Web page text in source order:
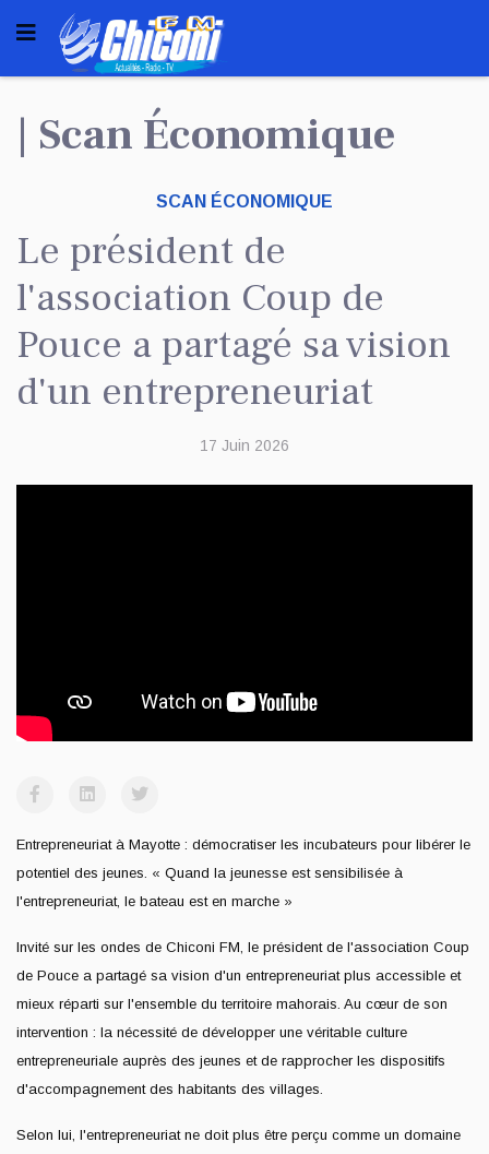
| Scan Économique
SCAN ÉCONOMIQUE
Le président de
l'association Coup de
Pouce a partagé sa vision
d'un entrepreneuriat
17 Juin 2026
Entrepreneuriat à Mayotte : démocratiser les incubateurs pour libérer le
potentiel des jeunes. « Quand la jeunesse est sensibilisée à
l'entrepreneuriat, le bateau est en marche »
Invité sur les ondes de Chiconi FM, le président de l'association Coup
de Pouce a partagé sa vision d'un entrepreneuriat plus accessible et
mieux réparti sur l'ensemble du territoire mahorais. Au cœur de son
intervention : la nécessité de développer une véritable culture
entrepreneuriale auprès des jeunes et de rapprocher les dispositifs
d'accompagnement des habitants des villages.
Selon lui, l'entrepreneuriat ne doit plus être perçu comme un domaine